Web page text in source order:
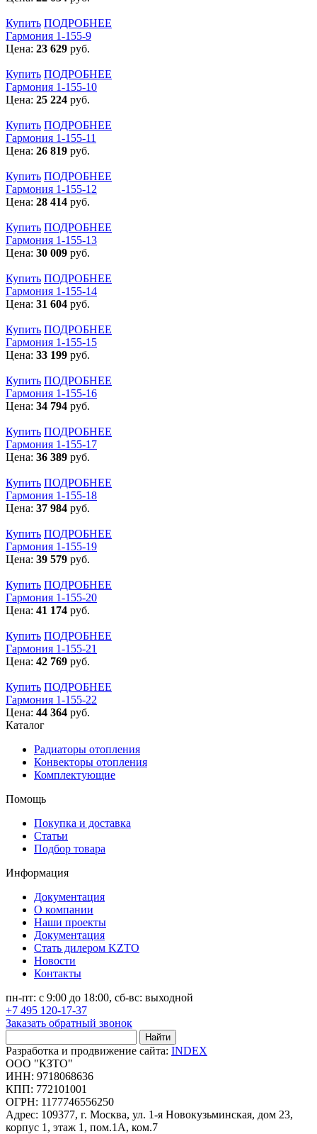
Купить ПОДРОБНЕЕ
Гармония 1-155-9
Цена: 23 629 руб.
Купить ПОДРОБНЕЕ
Гармония 1-155-10
Цена: 25 224 руб.
Купить ПОДРОБНЕЕ
Гармония 1-155-11
Цена: 26 819 руб.
Купить ПОДРОБНЕЕ
Гармония 1-155-12
Цена: 28 414 руб.
Купить ПОДРОБНЕЕ
Гармония 1-155-13
Цена: 30 009 руб.
Купить ПОДРОБНЕЕ
Гармония 1-155-14
Цена: 31 604 руб.
Купить ПОДРОБНЕЕ
Гармония 1-155-15
Цена: 33 199 руб.
Купить ПОДРОБНЕЕ
Гармония 1-155-16
Цена: 34 794 руб.
Купить ПОДРОБНЕЕ
Гармония 1-155-17
Цена: 36 389 руб.
Купить ПОДРОБНЕЕ
Гармония 1-155-18
Цена: 37 984 руб.
Купить ПОДРОБНЕЕ
Гармония 1-155-19
Цена: 39 579 руб.
Купить ПОДРОБНЕЕ
Гармония 1-155-20
Цена: 41 174 руб.
Купить ПОДРОБНЕЕ
Гармония 1-155-21
Цена: 42 769 руб.
Купить ПОДРОБНЕЕ
Гармония 1-155-22
Цена: 44 364 руб.
Каталог
Радиаторы отопления
Конвекторы отопления
Комплектующие
Помощь
Покупка и доставка
Статьи
Подбор товара
Информация
Документация
О компании
Наши проекты
Документация
Стать дилером KZTO
Новости
Контакты
пн-пт: с 9:00 до 18:00, сб-вс: выходной
+7 495 120-17-37
Заказать обратный звонок
Найти
Разработка и продвижение сайта: INDEX
ООО "КЗТО"
ИНН: 9718068636
КПП: 772101001
ОГРН: 1177746556250
Адрес: 109377, г. Москва, ул. 1-я Новокузьминская, дом 23,
корпус 1, этаж 1, пом.1А, ком.7